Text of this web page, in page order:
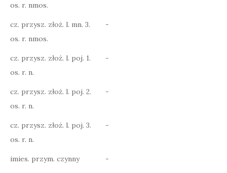
os. r. nmos.
cz. przysz. złoż. l. mn. 3.
os. r. nmos.
-
cz. przysz. złoż. l. poj. 1.
os. r. n.
-
cz. przysz. złoż. l. poj. 2.
os. r. n.
-
cz. przysz. złoż. l. poj. 3.
os. r. n.
-
imies. przym. czynny -